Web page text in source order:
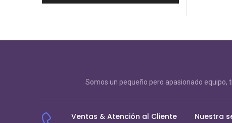
Somos un pequeño pero apasionado
Ventas & Atención al Cliente Nuestra